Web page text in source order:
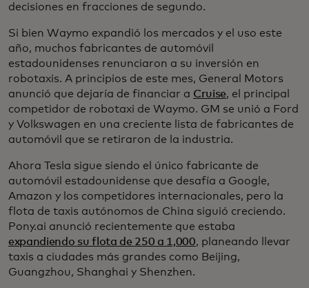
decisiones en fracciones de segundo.
Si bien Waymo expandió los mercados y el uso este
año, muchos fabricantes de automóvil
estadounidenses renunciaron a su inversión en
robotaxis. A principios de este mes, General Motors
anunció que dejaría de financiar a Cruise, el principal
competidor de robotaxi de Waymo. GM se unió a Ford
y Volkswagen en una creciente lista de fabricantes de
automóvil que se retiraron de la industria.
Ahora Tesla sigue siendo el único fabricante de
automóvil estadounidense que desafía a Google,
Amazon y los competidores internacionales, pero la
flota de taxis autónomos de China siguió creciendo.
Pony.ai anunció recientemente que estaba
expandiendo su flota de 250 a 1,000, planeando llevar
taxis a ciudades más grandes como Beijing,
Guangzhou, Shanghai y Shenzhen.